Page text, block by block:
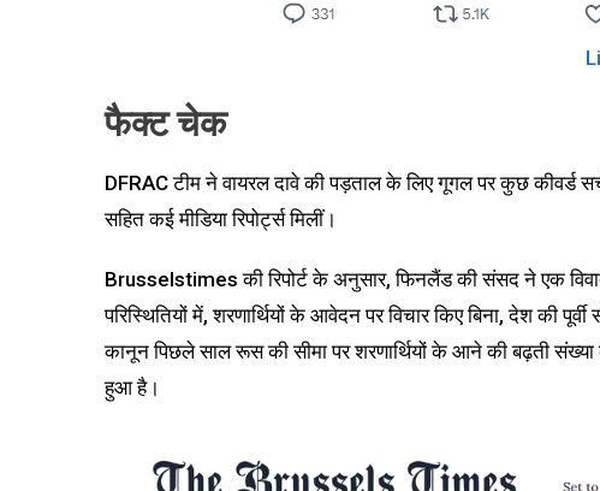
फैक्ट चेक
DFRAC टीम ने वायरल दावे की पड़ताल के लिए गूगल पर कुछ
सहित कई मीडिया रिपोर्ट्स मिलीं।
Brusselstimes की रिपोर्ट के अनुसार, फिनलैंड की संसद ने एक
परिस्थितियों में, शरणार्थियों के आवेदन पर विचार किए बिना, देश की
कानून पिछले साल रूस की सीमा पर शरणार्थियों के आने की बढ़ती
हुआ है।